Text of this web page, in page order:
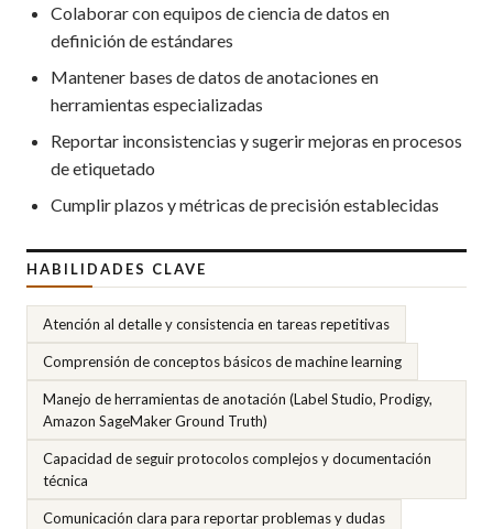
Colaborar con equipos de ciencia de datos en
definición de estándares
Mantener bases de datos de anotaciones en
herramientas especializadas
Reportar inconsistencias y sugerir mejoras en procesos
de etiquetado
Cumplir plazos y métricas de precisión establecidas
HABILIDADES CLAVE
Atención al detalle y consistencia en tareas repetitivas
Comprensión de conceptos básicos de machine learning
Manejo de herramientas de anotación (Label Studio, Prodigy,
Amazon SageMaker Ground Truth)
Capacidad de seguir protocolos complejos y documentación
técnica
Comunicación clara para reportar problemas y dudas